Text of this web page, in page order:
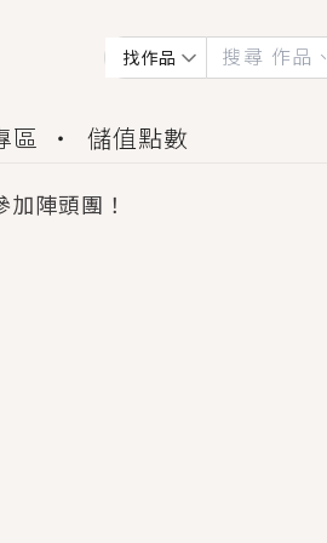
找作品
區 儲值點數
陣頭團！
與獨享福利！
！前夫失憶移情別戀，她頭
兩位少女，今夏最推純愛GL
力，已中毒Σ>―(〃°ω°〃)♡→
竟是屬於他的停屍櫃？！
他的一生將不由自主追逐著